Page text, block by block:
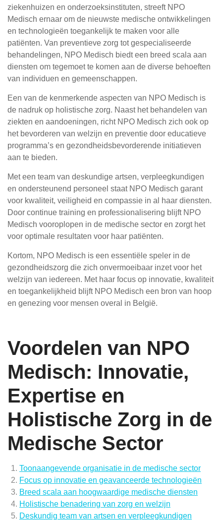
ziekenhuizen en onderzoeksinstituten, streeft NPO
Medisch ernaar om de nieuwste medische ontwikkelingen
en technologieën toegankelijk te maken voor alle
patiënten. Van preventieve zorg tot gespecialiseerde
behandelingen, NPO Medisch biedt een breed scala aan
diensten om tegemoet te komen aan de diverse behoeften
van individuen en gemeenschappen.
Een van de kenmerkende aspecten van NPO Medisch is
de nadruk op holistische zorg. Naast het behandelen van
ziekten en aandoeningen, richt NPO Medisch zich ook op
het bevorderen van welzijn en preventie door educatieve
programma’s en gezondheidsbevorderende initiatieven
aan te bieden.
Met een team van deskundige artsen, verpleegkundigen
en ondersteunend personeel staat NPO Medisch garant
voor kwaliteit, veiligheid en compassie in al haar diensten.
Door continue training en professionalisering blijft NPO
Medisch vooroplopen in de medische sector en zorgt het
voor optimale resultaten voor haar patiënten.
Kortom, NPO Medisch is een essentiële speler in de
gezondheidszorg die zich onvermoeibaar inzet voor het
welzijn van iedereen. Met haar focus op innovatie, kwaliteit
en toegankelijkheid blijft NPO Medisch een bron van hoop
en genezing voor mensen overal in België.
Voordelen van NPO
Medisch: Innovatie,
Expertise en
Holistische Zorg in de
Medische Sector
Toonaangevende organisatie in de medische sector
Focus op innovatie en geavanceerde technologieën
Breed scala aan hoogwaardige medische diensten
Holistische benadering van zorg en welzijn
Deskundig team van artsen en verpleegkundigen